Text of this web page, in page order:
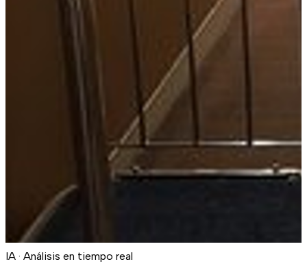
IA · Análisis en tiempo real